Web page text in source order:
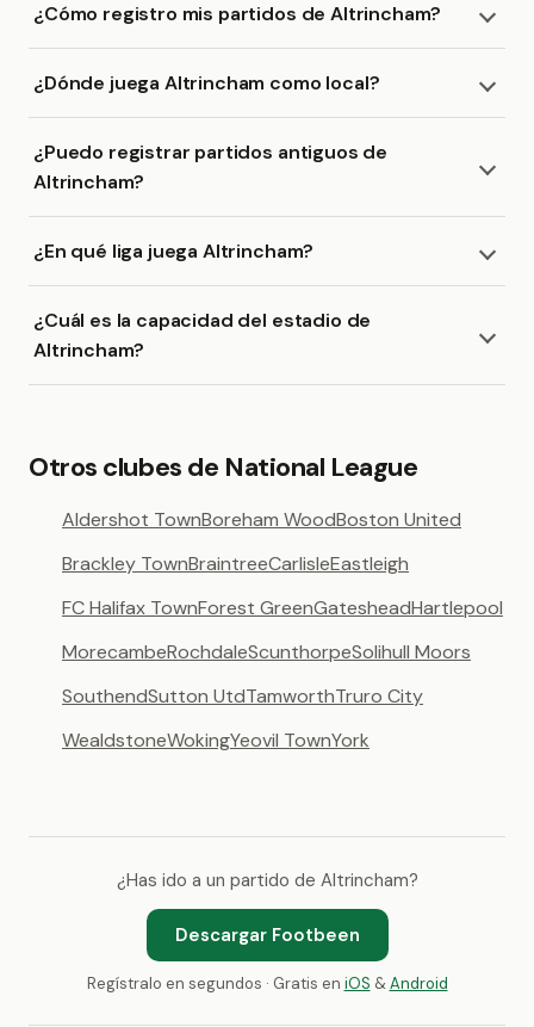
¿Cómo registro mis partidos de Altrincham?
¿Dónde juega Altrincham como local?
¿Puedo registrar partidos antiguos de
Altrincham?
¿En qué liga juega Altrincham?
¿Cuál es la capacidad del estadio de
Altrincham?
Otros clubes de National League
Aldershot TownBoreham WoodBoston United
Brackley TownBraintreeCarlisleEastleigh
FC Halifax TownForest GreenGatesheadHartlepool
MorecambeRochdaleScunthorpeSolihull Moors
SouthendSutton UtdTamworthTruro City
WealdstoneWokingYeovil TownYork
¿Has ido a un partido de Altrincham?
Descargar Footbeen
Regístralo en segundos · Gratis en iOS &Android